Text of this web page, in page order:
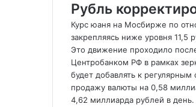
Рубль
Курс юаня на Мосбирже по
закрепляясь ниже уровня 11,5
Это движение проходило
Центробанком РФ в рамках
будет добавлять к
продажу валюты на 0,58
4,62 миллиарда рублей в